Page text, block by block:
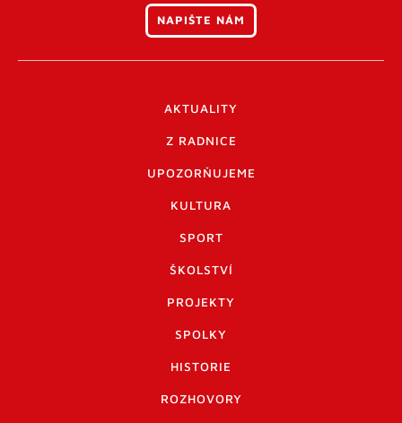
NAPIŠTE NÁM
AKTUALITY
Z RADNICE
UPOZORŇUJEME
KULTURA
SPORT
ŠKOLSTVÍ
PROJEKTY
SPOLKY
HISTORIE
ROZHOVORY